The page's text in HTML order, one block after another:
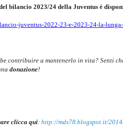
bilancio 2023/24 della Juventus è
juventus-2022-23-e-2023-24-la-
contribuire a mantenerlo in vita? Senti
donazione!
clicca qui: http://mds78.blogspot.it/